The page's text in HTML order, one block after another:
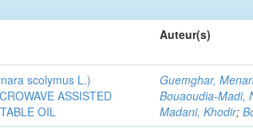
Auteur(s)
scolymus L.)
ASSISTED
OIL
Guemghar,
Bouaoudia-Madi,
Madani, Khodir;